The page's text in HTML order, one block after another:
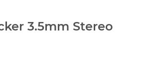
3.5mm Stereo